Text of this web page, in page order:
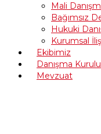
Mali
Bağımsız
Hukuki
Kurumsal
Ekibimiz
Danışma Kurulu
Mevzuat